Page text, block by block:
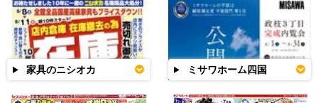
家具のニシオカ ミサワホーム四国